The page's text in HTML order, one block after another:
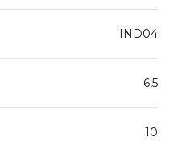
IND04
6,5
10